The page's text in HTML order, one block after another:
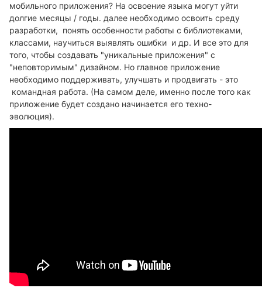
мобильного приложения? На освоение языка могут уйти
долгие месяцы / годы. далее необходимо освоить среду
разработки, понять особенности работы с библиотеками,
классами, научиться выявлять ошибки и др. И все это для
того, чтобы создавать "уникальные приложения" с
"неповторимым" дизайном. Но главное приложение
необходимо поддерживать, улучшать и продвигать - это
командная работа. (На самом деле, именно после того как
приложение будет создано начинается его техно-
эволюция).